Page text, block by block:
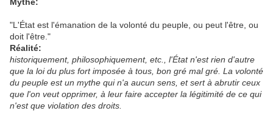
"L'État est l'émanation de la volonté du peuple, ou peut l'être, ou
doit l'être."
Réalité:
historiquement, philosophiquement, etc., l'État n'est rien d'autre
que la loi du plus fort imposée à tous, bon gré mal gré. La volonté
du peuple est un mythe qui n'a aucun sens, et sert à abrutir ceux
que l'on veut opprimer, à leur faire accepter la légitimité de ce qui
n'est que violation des droits.